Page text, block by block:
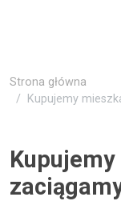
Strona główna
Kupujemy